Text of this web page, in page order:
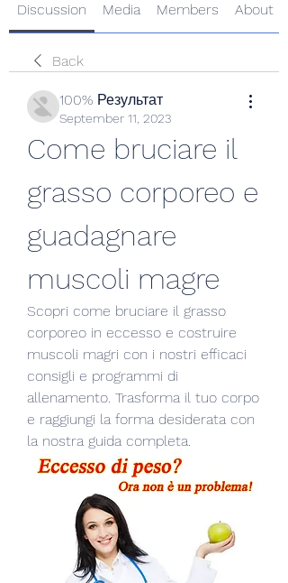
Discussion Media Members About
Back
100% Результат
September 11, 2023
Come bruciare il
grasso corporeo e
guadagnare
muscoli magre
Scopri come bruciare il grasso
corporeo in eccesso e costruire
muscoli magri con i nostri efficaci
consigli e programmi di
allenamento. Trasforma il tuo corpo
e raggiungi la forma desiderata con
la nostra guida completa.